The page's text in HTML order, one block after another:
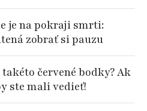
je na pokraji smrti:
zobrať si pauzu
červené bodky? Ak
ste mali vedieť!